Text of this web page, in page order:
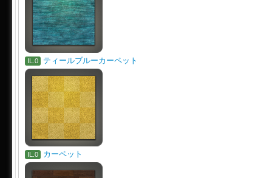
IL.0 ティールブルーカーペット
IL.0 カーペット